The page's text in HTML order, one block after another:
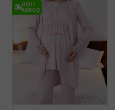
HIZLI
KARGO